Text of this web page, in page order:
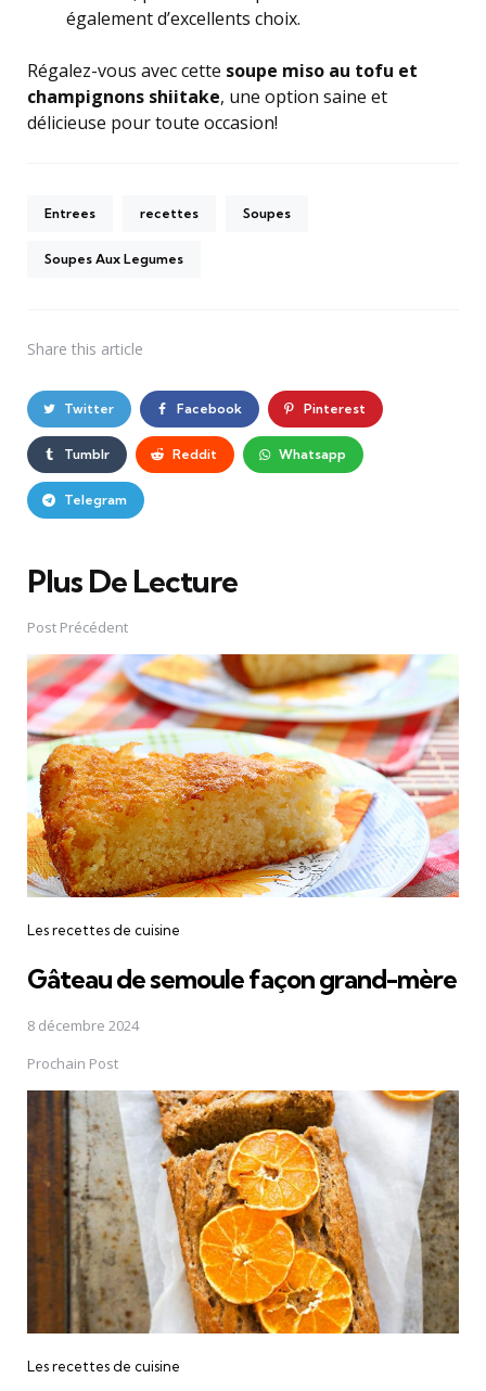
également d’excellents choix.
Régalez-vous avec cette soupe miso au tofu et
champignons shiitake, une option saine et
délicieuse pour toute occasion!
Entrees recettes Soupes
Soupes Aux Legumes
Share this article
Twitter Facebook Pinterest
Tumblr Reddit Whatsapp
Telegram
Plus De Lecture
Post
navigation
Post Précédent
Les recettes de cuisine
Gâteau de semoule façon grand-mère
8 décembre 2024
Prochain Post
Les recettes de cuisine